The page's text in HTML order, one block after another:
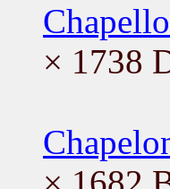
× 1738